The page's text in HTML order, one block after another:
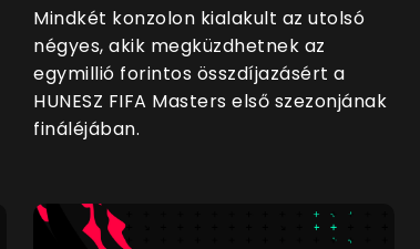
Mindkét konzolon kialakult az utolsó
négyes, akik megküzdhetnek az
egymillió forintos összdíjazásért a
HUNESZ FIFA Masters első szezonjának
fináléjában.